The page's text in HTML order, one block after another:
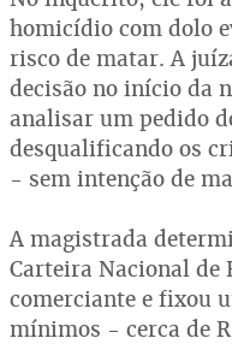
homicídio com dolo
risco de matar. A
decisão no início da
analisar um pedido
desqualificando os
- sem intenção de
A magistrada
Carteira Nacional de
comerciante e fixou
mínimos - cerca de